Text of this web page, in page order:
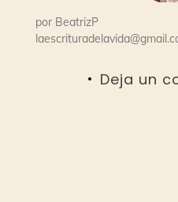
por BeatrizP
Deja un